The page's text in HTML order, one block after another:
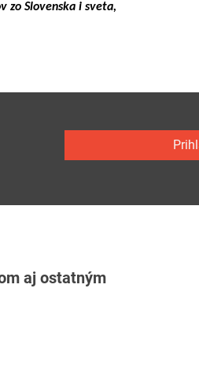
zo Slovenska i sveta,
aj ostatným